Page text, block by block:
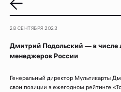
28 СЕНТЯБРЯ 2023
Дмитрий Подольский — в числе
менеджеров России
Генеральный директор Мультикарты
свои позиции в ежегодном рейтинге